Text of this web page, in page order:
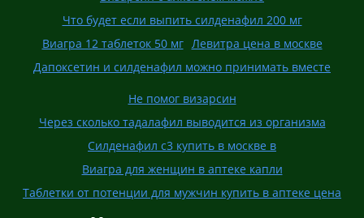
Что будет если выпить силденафил 200 мг
Виагра 12 таблеток 50 мг
Левитра цена в москве
Дапоксетин и силденафил можно принимать вместе
Не помог визарсин
Через сколько тадалафил выводится из организма
Силденафил с3 купить в москве в
Виагра для женщин в аптеке капли
Таблетки от потенции для мужчин купить в аптеке цена